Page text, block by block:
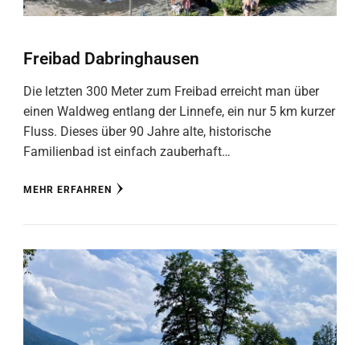
Freibad Dabringhausen
Die letzten 300 Meter zum Freibad erreicht man über
einen Waldweg entlang der Linnefe, ein nur 5 km kurzer
Fluss. Dieses über 90 Jahre alte, historische
Familienbad ist einfach zauberhaft…
MEHR ERFAHREN